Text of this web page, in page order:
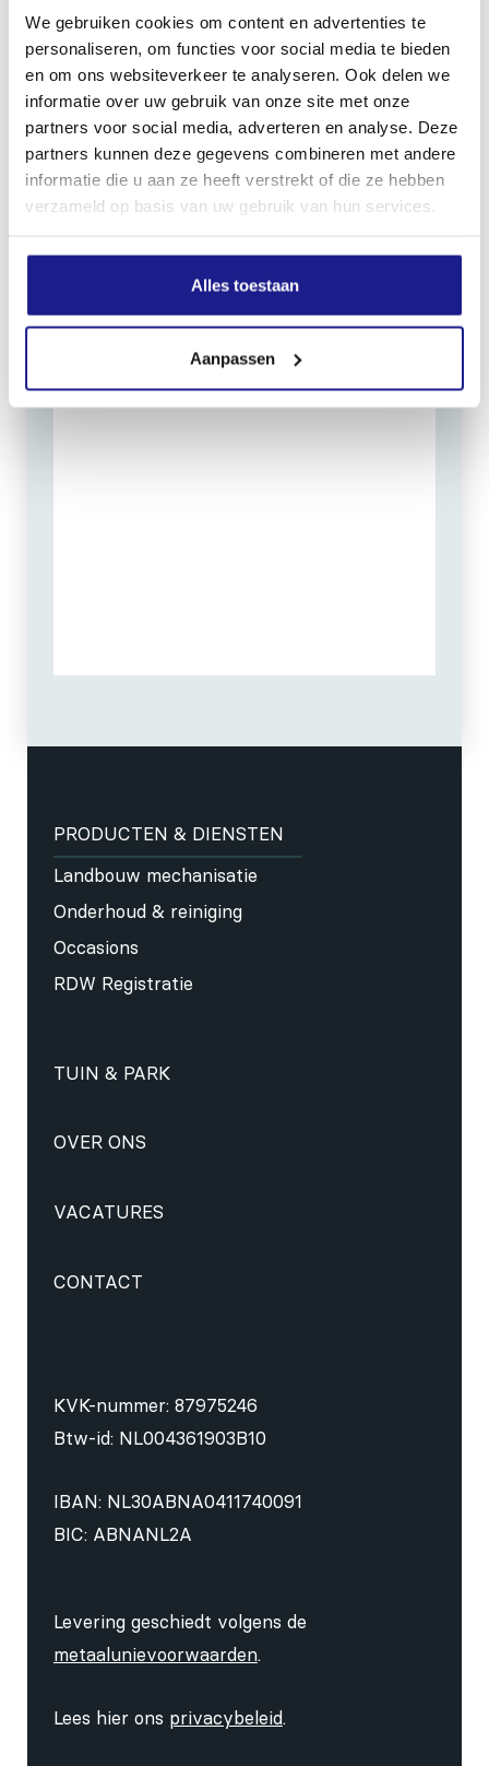
We gebruiken cookies om content en advertenties te
personaliseren, om functies voor social media te bieden
en om ons websiteverkeer te analyseren. Ook delen we
informatie over uw gebruik van onze site met onze
partners voor social media, adverteren en analyse. Deze
partners kunnen deze gegevens combineren met andere
informatie die u aan ze heeft verstrekt of die ze hebben
verzameld op basis van uw gebruik van hun services.
Alles toestaan
Aanpassen
OPENINGSTIJDEN
Maandag t/m vrijdag: 07:30 - 17:00
Zaterdag:
Zondag: gesloten
Routebeschrijving
PRODUCTEN & DIENSTEN
Landbouw mechanisatie
Onderhoud & reiniging
Occasions
RDW Registratie
TUIN & PARK
OVER ONS
VACATURES
CONTACT
KVK-nummer: 87975246
Btw-id: NL004361903B10
IBAN: NL30ABNA0411740091
BIC: ABNANL2A
Levering geschiedt volgens de
metaalunievoorwaarden.
Lees hier ons privacybeleid.